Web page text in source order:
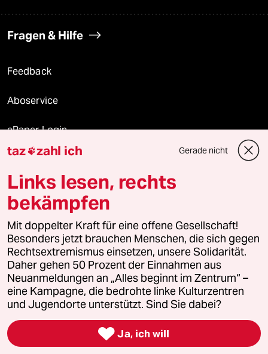
Fragen & Hilfe
Feedback
Aboservice
ePaper Login
Downloads für Abonnierende
© 2026 taz Verlags und Vertriebs GmbH
Alle Rechte vorbehalten. Bei rechtlichen Fragen oder für Genehmigungen
wenden Sie sich bitte an
lizenzen@taz.de
Feedback Redaktionsstatut Kommune-Richtlinien
Leitlinie Informant Datenschutz Impressum AGB
Seitenwende Einwilligungen widerrufen (Ads)
taz zahl ich Gerade nicht
Links lesen, rechts
bekämpfen
Mit doppelter Kraft für eine offene Gesellschaft!
Besonders jetzt brauchen Menschen, die sich gegen
Rechtsextremismus einsetzen, unsere Solidarität.
Daher gehen 50 Prozent der Einnahmen aus
Neuanmeldungen an „Alles beginnt im Zentrum“ –
eine Kampagne, die bedrohte linke Kulturzentren
und Jugendorte unterstützt. Sind Sie dabei?
 Ja, ich will